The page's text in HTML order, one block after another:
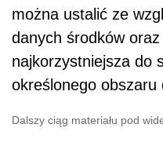
można ustalić ze
danych środków
najkorzystniejsza do
określonego obszaru
Dalszy ciąg materiału pod